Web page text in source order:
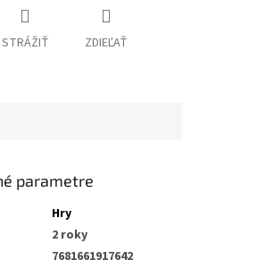
STRÁŽIŤ ZDIEĽAŤ
parametre
Hry
2 roky
7681661917642